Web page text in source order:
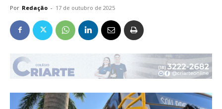
Por Redação - 17 de outubro de 2025